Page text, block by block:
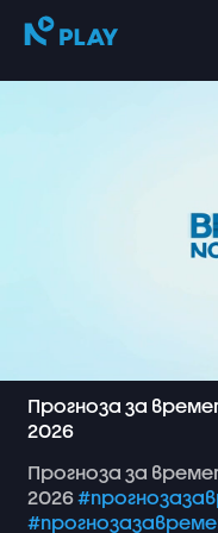
Прогноза за
2026
Прогноза за
2026